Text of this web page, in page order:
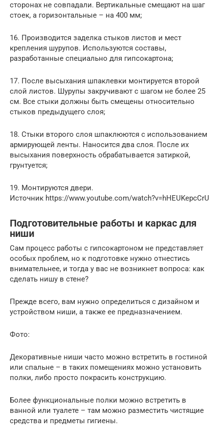
сторонах не совпадали. Вертикальные смещают на шаг
стоек, а горизонтальные – на 400 мм;
16. Производится заделка стыков листов и мест
крепления шурупов. Используются составы,
разработанные специально для гипсокартона;
17. После высыхания шпаклевки монтируется второй
слой листов. Шурупы закручивают с шагом не более 25
см. Все стыки должны быть смещены относительно
стыков предыдущего слоя;
18. Стыки второго слоя шпаклюются с использованием
армирующей ленты. Наносится два слоя. После их
высыхания поверхность обрабатывается затиркой,
грунтуется;
19. Монтируются двери.
Источник https://www.youtube.com/watch?v=hHEUKepcCrU
Подготовительные работы и каркас для
ниши
Сам процесс работы с гипсокартоном не представляет
особых проблем, но к подготовке нужно отнестись
внимательнее, и тогда у вас не возникнет вопроса: как
сделать нишу в стене?
Прежде всего, вам нужно определиться с дизайном и
устройством ниши, а также ее предназначением.
Фото:
Декоративные ниши часто можно встретить в гостиной
или спальне – в таких помещениях можно установить
полки, либо просто покрасить конструкцию.
Более функциональные полки можно встретить в
ванной или туалете – там можно разместить чистящие
средства и предметы гигиены.